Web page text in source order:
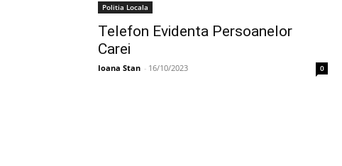
Politia Locala
Telefon Evidenta Persoanelor
Carei
Ioana Stan - 16/10/2023 0